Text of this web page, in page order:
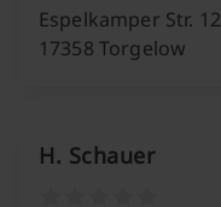
Espelkamper Str. 12
17358 Torgelow
H. Schauer